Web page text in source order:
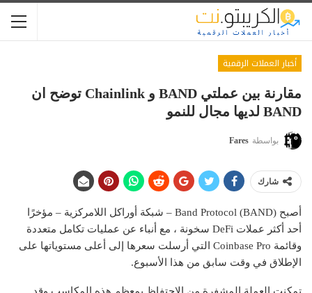
أخبار العملات الرقمية
مقارنة بين عملتي BAND و Chainlink توضح ان
BAND لديها مجال للنمو
بواسطة Fares
شارك
أصبح Band Protocol (BAND) – شبكة أوراكل اللامركزية – مؤخرًا
أحد أكثر عملات DeFi سخونة ، مع أنباء عن عمليات تكامل متعددة
وقائمة Coinbase Pro التي أرسلت سعرها إلى أعلى مستوياتها على
الإطلاق في وقت سابق من هذا الأسبوع.